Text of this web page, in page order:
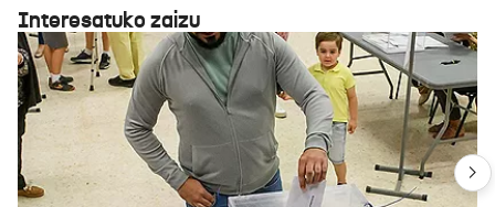
Interesatuko zaizu